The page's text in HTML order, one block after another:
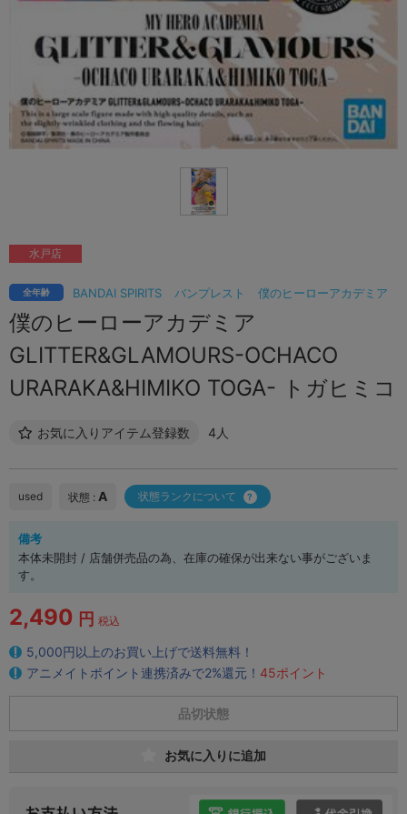
BANDAI SPIRITS バンプレスト 僕のヒーローアカデミア
全年齢
僕のヒーローアカデミア
GLITTER&GLAMOURS-OCHACO
URARAKA&HIMIKO TOGA- トガヒミコ
お気に入りアイテム登録数 4人
水戸店
used 状態 : A 状態ランクについて
備考
本体未開封 / 店舗併売品の為、在庫の確保が出来ない事がございま
す。
2,490 円 税込
5,000円以上のお買い上げで送料無料！
アニメイトポイント連携済みで2%還元！ 45ポイント
品切状態
お気に入りに追加